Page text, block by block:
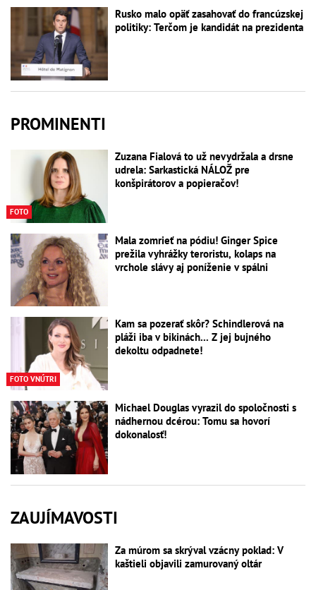
Rusko malo opäť zasahovať do francúzskej
politiky: Terčom je kandidát na prezidenta
PROMINENTI
FOTO
Zuzana Fialová to už nevydržala a drsne
udrela: Sarkastická NÁLOŽ pre
konšpirátorov a popieračov!
Mala zomrieť na pódiu! Ginger Spice
prežila vyhrážky teroristu, kolaps na
vrchole slávy aj poníženie v spálni
FOTO VNÚTRI
Kam sa pozerať skôr? Schindlerová na
pláži iba v bikinách... Z jej bujného
dekoltu odpadnete!
Michael Douglas vyrazil do spoločnosti s
nádhernou dcérou: Tomu sa hovorí
dokonalosť!
ZAUJÍMAVOSTI
Za múrom sa skrýval vzácny poklad: V
kaštieli objavili zamurovaný oltár